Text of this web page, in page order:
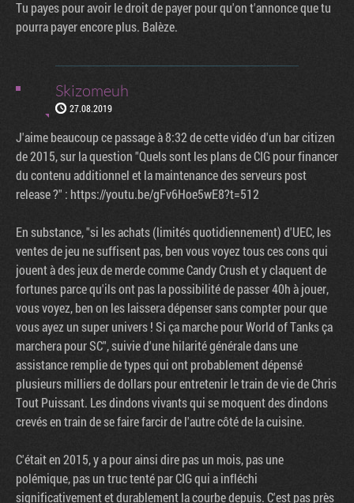
Tu payes pour avoir le droit de payer pour qu'on t'annonce que tu
pourra payer encore plus. Balèze.
Skizomeuh
27.08.2019
J'aime beaucoup ce passage à 8:32 de cette vidéo d'un bar citizen
de 2015, sur la question "Quels sont les plans de CIG pour financer
du contenu additionnel et la maintenance des serveurs post
release ?" : https://youtu.be/gFv6Hoe5wE8?t=512
En substance, "si les achats (limités quotidiennement) d'UEC, les
ventes de jeu ne suffisent pas, ben vous voyez tous ces cons qui
jouent à des jeux de merde comme Candy Crush et y claquent de
fortunes parce qu'ils ont pas la possibilité de passer 40h à jouer,
vous voyez, ben on les laissera dépenser sans compter pour que
vous ayez un super univers ! Si ça marche pour World of Tanks ça
marchera pour SC", suivie d'une hilarité générale dans une
assistance remplie de types qui ont probablement dépensé
plusieurs milliers de dollars pour entretenir le train de vie de Chris
Tout Puissant. Les dindons vivants qui se moquent des dindons
crevés en train de se faire farcir de l'autre côté de la cuisine.
C'était en 2015, y a pour ainsi dire pas un mois, pas une
polémique, pas un truc tenté par CIG qui a infléchi
significativement et durablement la courbe depuis. C'est pas près